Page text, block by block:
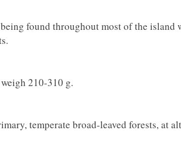
found throughout most of the island
210-310 g.
temperate broad-leaved forests, at